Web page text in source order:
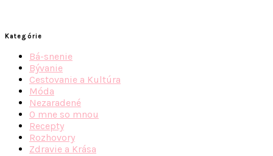
Kategórie
Bá-snenie
Bývanie
Cestovanie a Kultúra
Móda
Nezaradené
O mne so mnou
Recepty
Rozhovory
Zdravie a Krása